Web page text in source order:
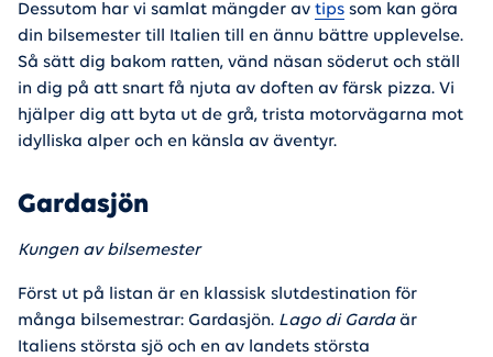
Dessutom har vi samlat mängder av tips som kan göra
din bilsemester till Italien till en ännu bättre upplevelse.
Så sätt dig bakom ratten, vänd näsan söderut och ställ
in dig på att snart få njuta av doften av färsk pizza. Vi
hjälper dig att byta ut de grå, trista motorvägarna mot
idylliska alper och en känsla av äventyr.
Gardasjön
Kungen av bilsemester
Först ut på listan är en klassisk slutdestination för
många bilsemestrar: Gardasjön. Lago di Gardaär
Italiens största sjö och en av landets största